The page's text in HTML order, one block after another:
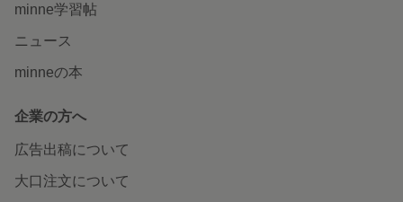
minne学習帖
ニュース
minneの本
企業の方へ
広告出稿について
大口注文について